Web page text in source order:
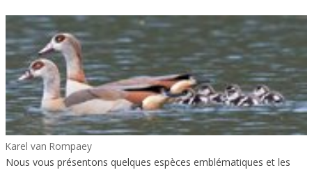
Karel van Rompaey
Nous vous présentons quelques espèces emblématiques et les